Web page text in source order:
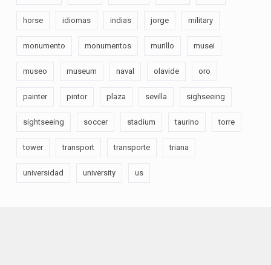
horse idiomas indias jorge military
monumento monumentos murillo musei
museo museum naval olavide oro
painter pintor plaza sevilla sighseeing
sightseeing soccer stadium taurino torre
tower transport transporte triana
universidad university us